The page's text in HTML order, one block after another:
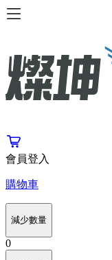
會員登入
購物車
減少數量
0